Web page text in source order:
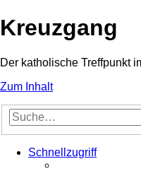
Kreuzgang
Der katholische Treffpunkt
Zum Inhalt
Schnellzugriff